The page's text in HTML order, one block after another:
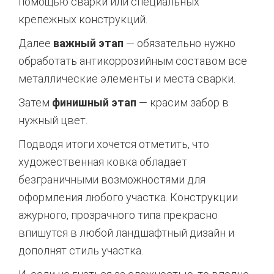
крепежных конструкций.
Далее важный этап — обязательно нужно
обработать антикоррозийным составом все
металлические элементы и места сварки.
Затем финишный этап — красим забор в
нужный цвет.
Подводя итоги хочется отметить, что
художественная ковка обладает
безграничными возможностями для
оформления любого участка. Конструкции
ажурного, прозрачного типа прекрасно
впишутся в любой ландшафтный дизайн и
дополнят стиль участка.